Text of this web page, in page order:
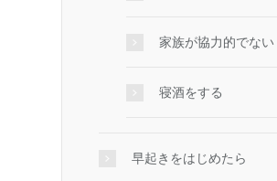
家族が協力的でない
寝酒をする
早起きをはじめたら